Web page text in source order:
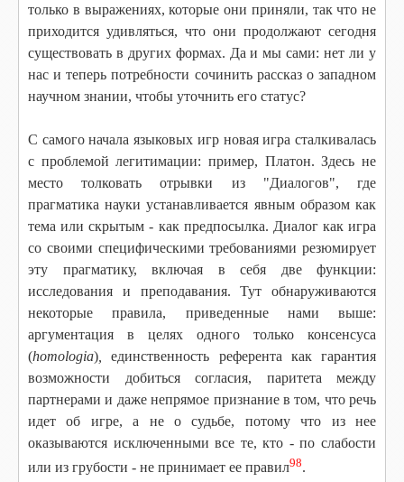
только в выражениях, которые они приняли, так что не
приходится удивляться, что они продолжают сегодня
существовать в других формах. Да и мы сами: нет ли у
нас и теперь потребности сочинить рассказ о западном
научном знании, чтобы уточнить его статус?
С самого начала языковых игр новая игра сталкивалась
с проблемой легитимации: пример, Платон. Здесь не
место толковать отрывки из "Диалогов", где
прагматика науки устанавливается явным образом как
тема или скрытым - как предпосылка. Диалог как игра
со своими специфическими требованиями резюмирует
эту прагматику, включая в себя две функции:
исследования и преподавания. Тут обнаруживаются
некоторые правила, приведенные нами выше:
аргументация в целях одного только консенсуса
(homologia)
единственность референта как гарантия
возможности добиться согласия, паритета между
партнерами и даже непрямое признание в том, что речь
идет об игре, а не о судьбе, потому что из нее
оказываются исключенными все те, кто - по слабости
или из грубости - не принимает ее правил98.